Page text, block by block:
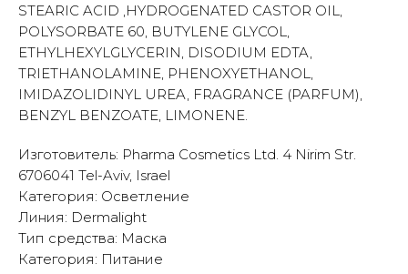
STEARIC ACID ,HYDROGENATED CASTOR OIL,
POLYSORBATE 60, BUTYLENE GLYCOL,
ETHYLHEXYLGLYCERIN, DISODIUM EDTA,
TRIETHANOLAMINE, PHENOXYETHANOL,
IMIDAZOLIDINYL UREA, FRAGRANCE (PARFUM),
BENZYL BENZOATE, LIMONENE.
Изготовитель: Pharma Cosmetics Ltd. 4 Nirim Str.
6706041 Tel-Aviv, Israel
Категория: Осветление
Линия: Dermalight
Тип средства: Маска
Категория: Питание